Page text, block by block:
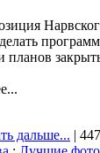
планов
дальше... |